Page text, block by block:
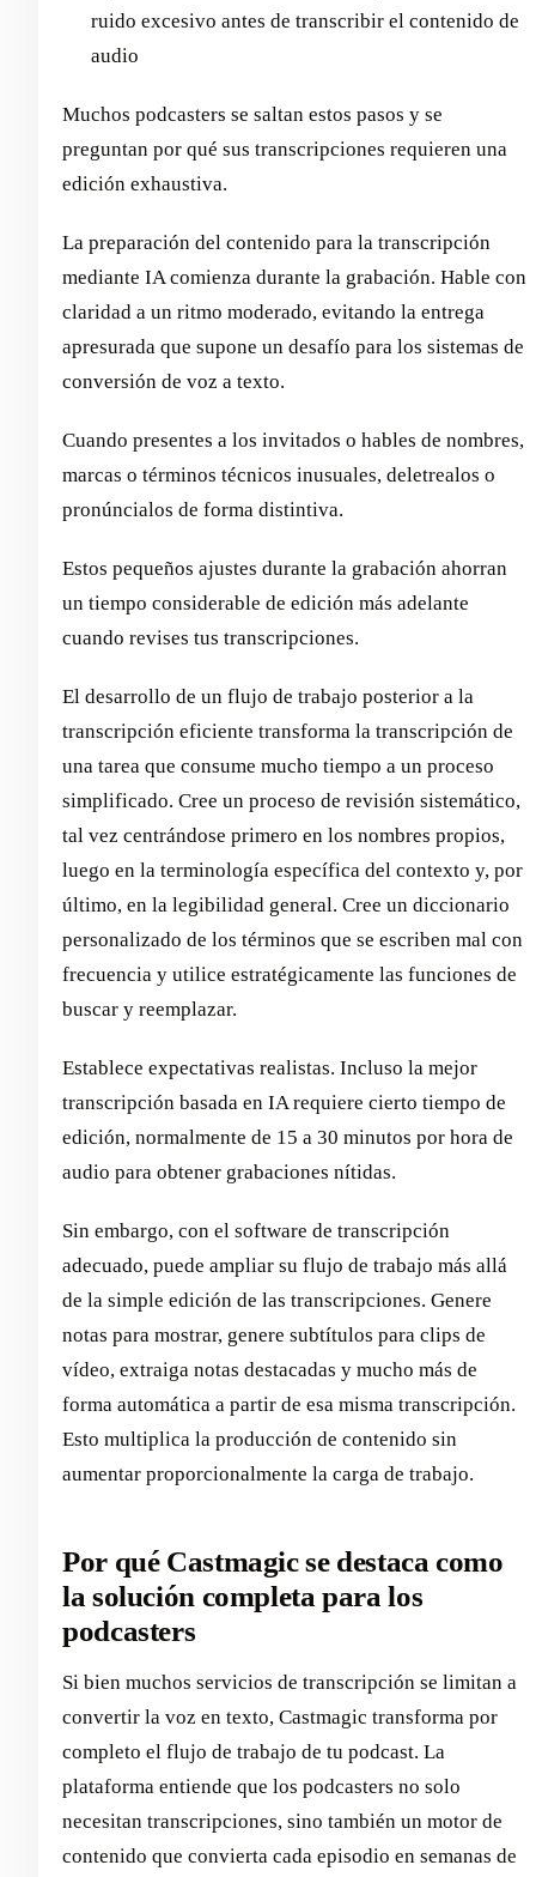
ruido excesivo antes de transcribir el contenido de
audio
Muchos podcasters se saltan estos pasos y se
preguntan por qué sus transcripciones requieren una
edición exhaustiva.
La preparación del contenido para la transcripción
mediante IA comienza durante la grabación. Hable con
claridad a un ritmo moderado, evitando la entrega
apresurada que supone un desafío para los sistemas de
conversión de voz a texto.
Cuando presentes a los invitados o hables de nombres,
marcas o términos técnicos inusuales, deletrealos o
pronúncialos de forma distintiva.
Estos pequeños ajustes durante la grabación ahorran
un tiempo considerable de edición más adelante
cuando revises tus transcripciones.
El desarrollo de un flujo de trabajo posterior a la
transcripción eficiente transforma la transcripción de
una tarea que consume mucho tiempo a un proceso
simplificado. Cree un proceso de revisión sistemático,
tal vez centrándose primero en los nombres propios,
luego en la terminología específica del contexto y, por
último, en la legibilidad general. Cree un diccionario
personalizado de los términos que se escriben mal con
frecuencia y utilice estratégicamente las funciones de
buscar y reemplazar.
Establece expectativas realistas. Incluso la mejor
transcripción basada en IA requiere cierto tiempo de
edición, normalmente de 15 a 30 minutos por hora de
audio para obtener grabaciones nítidas.
Sin embargo, con el software de transcripción
adecuado, puede ampliar su flujo de trabajo más allá
de la simple edición de las transcripciones. Genere
notas para mostrar, genere subtítulos para clips de
vídeo, extraiga notas destacadas y mucho más de
forma automática a partir de esa misma transcripción.
Esto multiplica la producción de contenido sin
aumentar proporcionalmente la carga de trabajo.
Por qué Castmagic se destaca como
la solución completa para los
podcasters
Si bien muchos servicios de transcripción se limitan a
convertir la voz en texto, Castmagic transforma por
completo el flujo de trabajo de tu podcast. La
plataforma entiende que los podcasters no solo
necesitan transcripciones, sino también un motor de
contenido que convierta cada episodio en semanas de